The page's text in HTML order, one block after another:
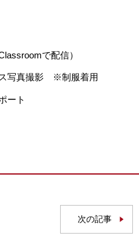
で配信）
写真撮影 ※制服着用
ート
次の記事